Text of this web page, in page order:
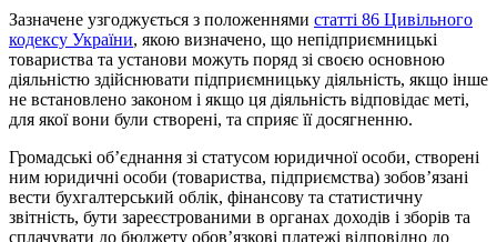
Зазначене узгоджується з положеннями статті 86 Цивільного
кодексу України, якою визначено, що непідприємницькі
товариства та установи можуть поряд зі своєю основною
діяльністю здійснювати підприємницьку діяльність, якщо інше
не встановлено законом і якщо ця діяльність відповідає меті,
для якої вони були створені, та сприяє її досягненню.
Громадські об’єднання зі статусом юридичної особи, створені
ним юридичні особи (товариства, підприємства) зобов’язані
вести бухгалтерський облік, фінансову та статистичну
звітність, бути зареєстрованими в органах доходів і зборів та
сплачувати до бюджету обов’язкові платежі відповідно до